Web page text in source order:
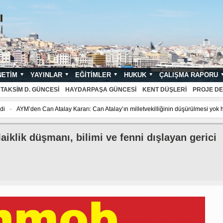
YAYINLAR EĞITIMLER HUKUK ÇALIŞMA RAPORU
TAKSIM D. GÜNCESI HAYDARPAŞA GÜNCESI KENT DÜŞLERI PROJE
AYM’den Can Atalay Kararı: Can Atalay’ın milletvekilliğinin düşürülmesi yok
düşürülmesi yok hükmünde!
Gezi Direnişi 11 yaşında, adalet
düşmanı, bilimi ve fenni dışlayan gerici